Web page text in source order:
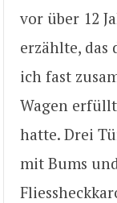
vor über 12
erzählte, das
ich fast
Wagen
hatte. Drei
mit Bums